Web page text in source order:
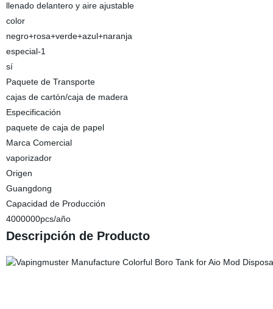
llenado delantero y aire ajustable
color
negro+rosa+verde+azul+naranja
especial-1
sí
Paquete de Transporte
cajas de cartón/caja de madera
Especificación
paquete de caja de papel
Marca Comercial
vaporizador
Origen
Guangdong
Capacidad de Producción
4000000pcs/año
Descripción de Producto